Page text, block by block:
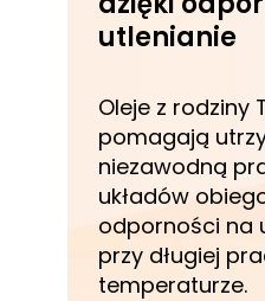
utlenianie
Oleje z rodziny
pomagają
niezawodną
układów
odporności na
przy długiej
temperaturze.